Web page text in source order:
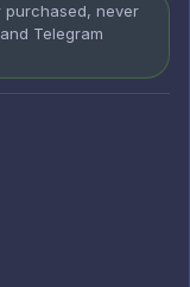
purchased, never
Telegram